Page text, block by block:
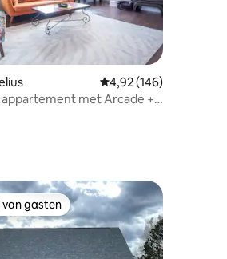
4,85 op 5, 156 recensies
Gemiddelde
4,92 (146)
appartement met Arcade + 2
van gasten
van gasten